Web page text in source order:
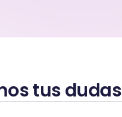
tus dudas